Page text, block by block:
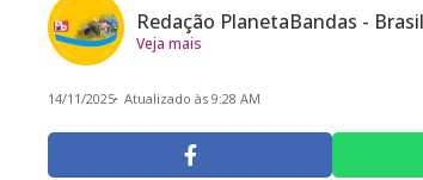
Redação PlanetaBandas - Brasil
Veja mais
14/11/2025 Atualizado às 9:28 AM